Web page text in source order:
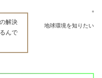
地球環境を知りたい
解決
んで